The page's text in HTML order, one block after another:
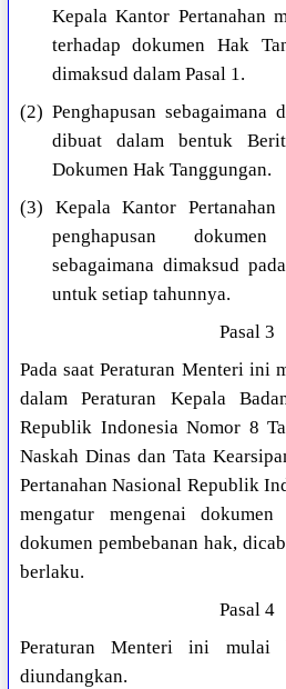
Kepala Kantor Pertanahan
terhadap dokumen Hak
dimaksud dalam Pasal 1.
(2) Penghapusan sebagaimana
dibuat dalam bentuk
Dokumen Hak Tanggungan.
(3) Kepala Kantor
penghapusan
sebagaimana dimaksud
untuk setiap tahunnya.
Pasal 3
Pada saat Peraturan Menteri ini
dalam Peraturan Kepala
Republik Indonesia Nomor 8
Naskah Dinas dan Tata
Pertanahan Nasional Republik
mengatur mengenai
dokumen pembebanan hak,
berlaku.
Pasal 4
Peraturan Menteri ini mulai
diundangkan.